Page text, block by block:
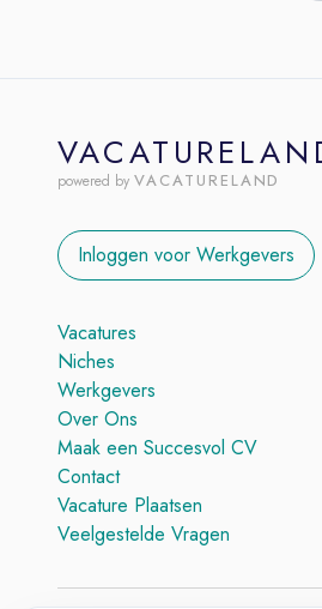
powered by VACATURELAND
Inloggen voor Werkgevers
Vacatures
Niches
Werkgevers
Over Ons
Maak een Succesvol CV
Contact
Vacature Plaatsen
Veelgestelde Vragen